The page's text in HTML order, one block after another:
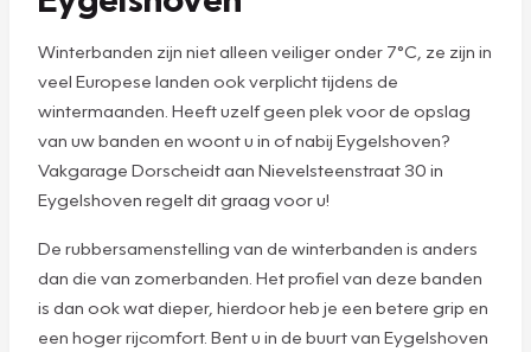
Winterbanden zijn niet alleen veiliger onder 7°C, ze zijn in
veel Europese landen ook verplicht tijdens de
wintermaanden. Heeft uzelf geen plek voor de opslag
van uw banden en woont u in of nabij Eygelshoven?
Vakgarage Dorscheidt aan Nievelsteenstraat 30 in
Eygelshoven regelt dit graag voor u!
De rubbersamenstelling van de winterbanden is anders
dan die van zomerbanden. Het profiel van deze banden
is dan ook wat dieper, hierdoor heb je een betere grip en
een hoger rijcomfort. Bent u in de buurt van Eygelshoven